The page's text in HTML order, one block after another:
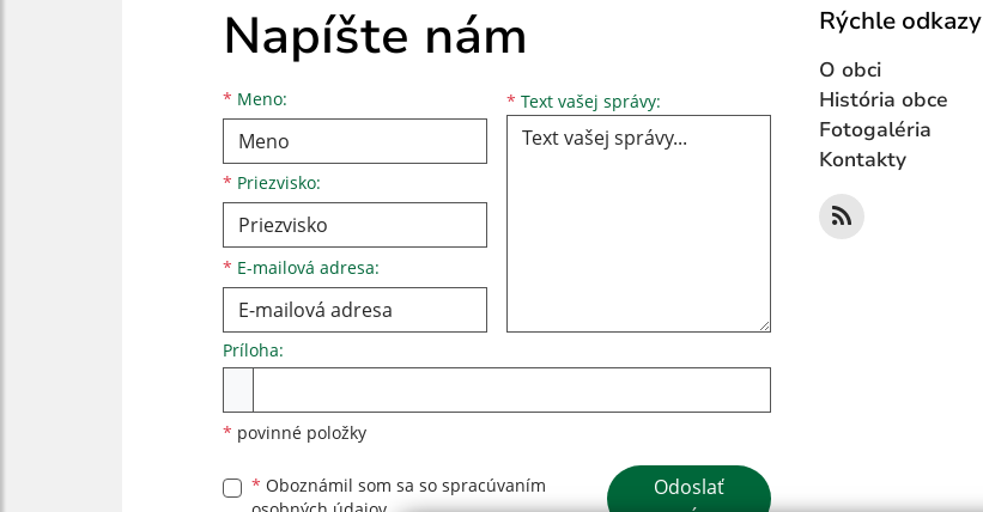
Napíšte nám
* Meno:
Meno
* Priezvisko:
Priezvisko
* E-mailová adresa:
E-mailová adresa * Text vašej správy: Text vašej správy...
Príloha:
* povinné položky
* Oboznámil som sa so spracúvaním
Google reCaptcha Response
Odoslať
Rýchle odkazy
O obci
História obce
Fotogaléria
Kontakty